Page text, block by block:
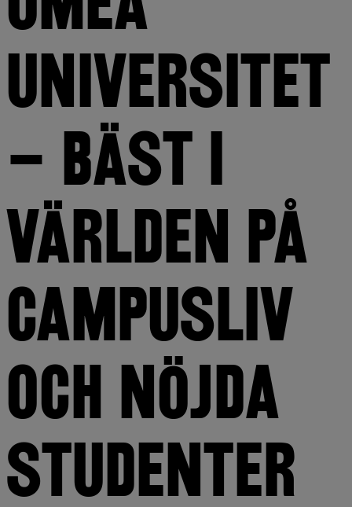
UNIVERSITET
– BÄST I
VÄRLDEN PÅ
CAMPUSLIV
OCH NÖJDA
STUDENTER